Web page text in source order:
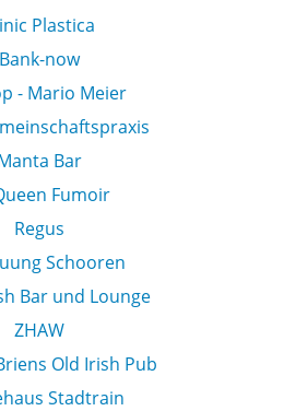
Plastica
Bank-now
- Mario Meier
Bar
Fumoir
Regus
Schooren
Bar und Lounge
ZHAW
Old Irish Pub
Stadtrain